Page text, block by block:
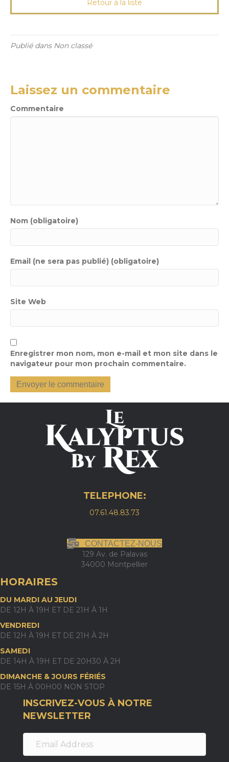
Retour à la liste
Publié dans Non classé
Laissez un commentaire
Commentaire
Nom (obligatoire)
Email (ne sera pas publié) (obligatoire)
Site Web
Enregistrer mon nom, mon e-mail et mon site dans le
navigateur pour mon prochain commentaire.
TELEPHONE:
07.61.48.83.73
CONTACTEZ-NOUS
129 Av. de Palavas
34000 Montpellier
HORAIRES
DU MARDI AU JEUDI
DE 12H À 19H ET DE 21H À 1H
VENDREDI
DE 12H À 19H ET DE 21H À 2H
SAMEDI
DE 14H À 19H ET DE 20H30 À 2H
DIMANCHE & JOURS FÉRIÉS
DE 15H À 00H00 NON STOP
INSCRIVEZ-VOUS À NOTRE
NEWSLETTER